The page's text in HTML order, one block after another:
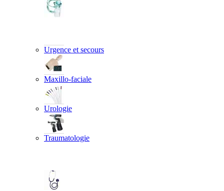
Urgence et secours
Maxillo-faciale
Urologie
Traumatologie